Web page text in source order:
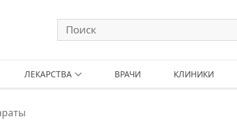
ЛЕКАРСТВА ВРАЧИ КЛИНИКИ